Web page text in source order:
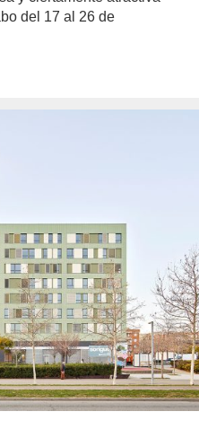
del 17 al 26 de
author/redaccion/